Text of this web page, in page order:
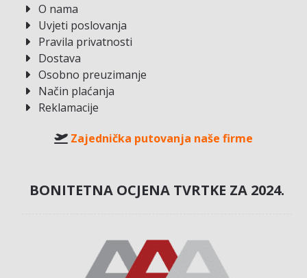
O nama
Uvjeti poslovanja
Pravila privatnosti
Dostava
Osobno preuzimanje
Način plaćanja
Reklamacije
Zajednička putovanja naše firme
BONITETNA OCJENA TVRTKE ZA 2024.